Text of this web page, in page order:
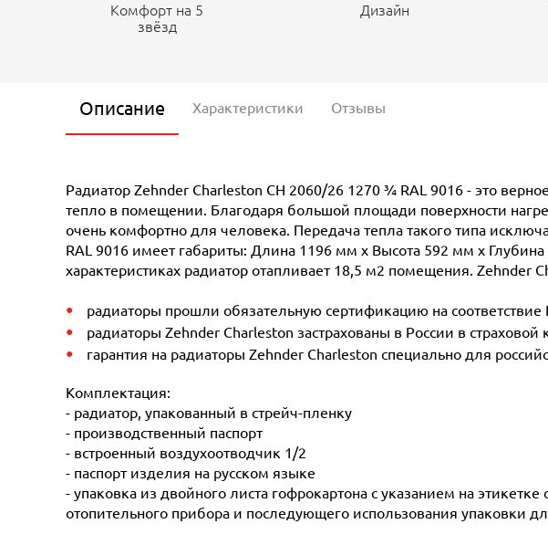
Комфорт на 5
звёзд
Дизайн
Описание Характеристики Отзывы
Радиатор Zehnder Charleston CH 2060/26 1270 ¾ RAL 9016 - это
тепло в помещении. Благодаря большой площади поверхности
очень комфортно для человека. Передача тепла такого типа
RAL 9016 имеет габариты: Длина 1196 мм х Высота 592 мм х
характеристиках радиатор отапливает 18,5 м2 помещения. Zehnder
радиаторы прошли обязательную сертификацию на
радиаторы Zehnder Charleston застрахованы в России в страховой
гарантия на радиаторы Zehnder Charleston специально для
Комплектация:
- радиатор, упакованный в стрейч-пленку
- производственный паспорт
- встроенный воздухоотводчик 1/2
- паспорт изделия на русском языке
- упаковка из двойного листа гофрокартона с указанием на
отопительного прибора и последующего использования упаковки